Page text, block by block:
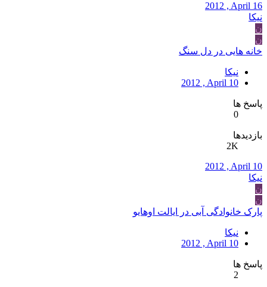
2012 , April 16
نیکا
ن
ن
خانه هایی در دل سنگ
نیکا
2012 , April 10
پاسخ ها
0
بازدیدها
2K
2012 , April 10
نیکا
ن
ن
پارک خانوادگی آبی در ایالت اوهایو
نیکا
2012 , April 10
پاسخ ها
2